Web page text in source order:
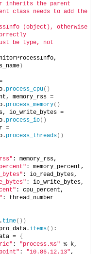
inherits the parent
class needs to add the
(object), otherwise
be type, not
)
process_cpu()
memory_rss =
process_memory()
io_write_bytes =
process_io()
=
process_threads()
: memory_rss,
: memory_percent,
: io_read_bytes,
: io_write_bytes,
: cpu_percent,
: thread_number
time())
items() :
=
{
: "process.%s" % k,
: "10.86.12.13",